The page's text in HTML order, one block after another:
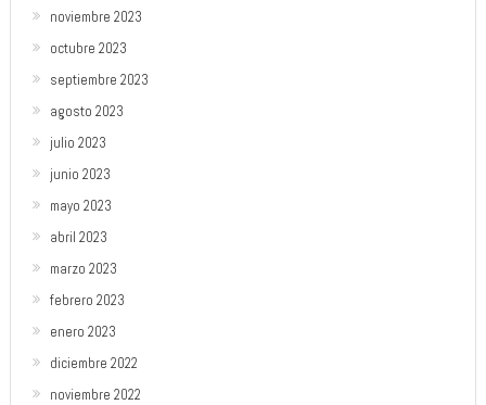
noviembre 2023
octubre 2023
septiembre 2023
agosto 2023
julio 2023
junio 2023
mayo 2023
abril 2023
marzo 2023
febrero 2023
enero 2023
diciembre 2022
noviembre 2022